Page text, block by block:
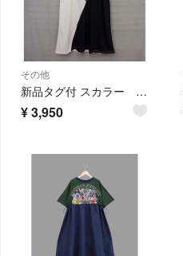
その他
新品タグ付 スカラー 142693：背中に蝶の羽プリント 切替ワンピース
¥3,950